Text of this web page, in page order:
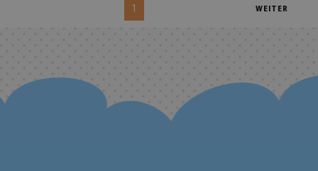
1 WEITER